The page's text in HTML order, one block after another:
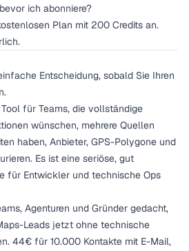
ich abonniere?
Plan mit 200 Credits an.
Entscheidung, sobald Sie Ihren
für Teams, die vollständige
wünschen, mehrere Quellen
haben, Anbieter, GPS-Polygone und
Es ist eine seriöse, gut
für Entwickler und technische Ops
Agenturen und Gründer gedacht,
Leads jetzt ohne technische
44€ für 10.000 Kontakte mit E-Mail,